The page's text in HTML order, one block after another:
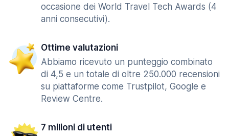
occasione dei World Travel Tech Awards (4
anni consecutivi).
Ottime valutazioni
Abbiamo ricevuto un punteggio combinato
di 4,5 e un totale di oltre 250.000 recensioni
su piattaforme come Trustpilot, Google e
Review Centre.
7 milioni di utenti